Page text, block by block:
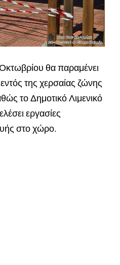
θα παραμένει
της χερσαίας ζώνης
το Δημοτικό Λιμενικό
εργασίες
στο χώρο.